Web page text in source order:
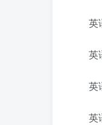
英
英
英
英